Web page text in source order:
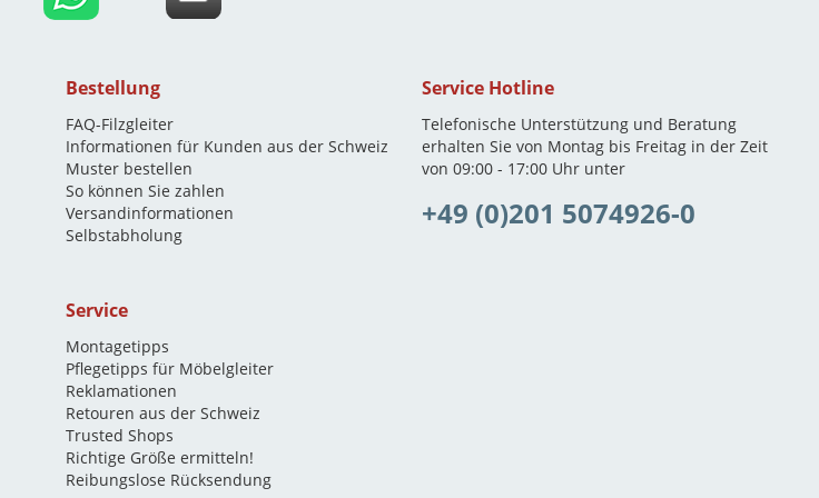
Bestellung
FAQ-Filzgleiter
Informationen für Kunden aus der Schweiz
Muster bestellen
So können Sie zahlen
Versandinformationen
Selbstabholung
Service
Montagetipps
Pflegetipps für Möbelgleiter
Reklamationen
Retouren aus der Schweiz
Trusted Shops
Richtige Größe ermitteln!
Reibungslose Rücksendung
Service Hotline
Telefonische Unterstützung und Beratung
erhalten Sie von Montag bis Freitag in der Zeit
von 09:00 - 17:00 Uhr unter
+49 (0)201 5074926-0